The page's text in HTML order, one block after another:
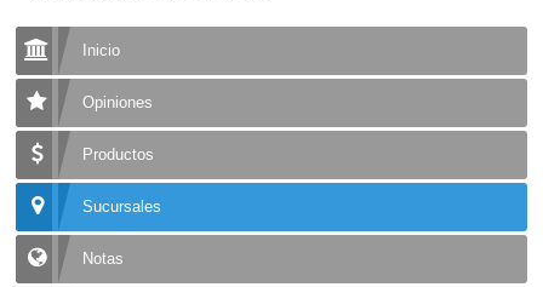
Inicio
Opiniones
Productos
Sucursales
Notas